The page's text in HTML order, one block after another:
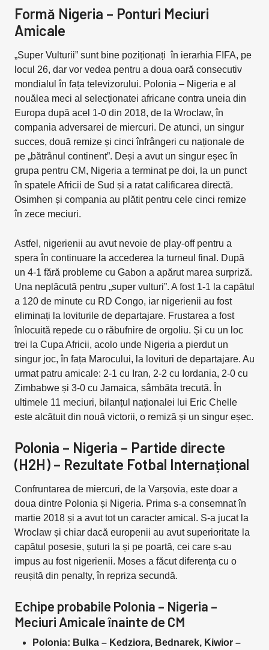
Formă Nigeria – Ponturi Meciuri
Amicale
„Super Vulturii” sunt bine poziționați în ierarhia FIFA, pe
locul 26, dar vor vedea pentru a doua oară consecutiv
mondialul în fața televizorului. Polonia – Nigeria e al
nouălea meci al selecționatei africane contra uneia din
Europa după acel 1-0 din 2018, de la Wroclaw, în
compania adversarei de miercuri. De atunci, un singur
succes, două remize și cinci înfrângeri cu naționale de
pe „bătrânul continent”. Deși a avut un singur eșec în
grupa pentru CM, Nigeria a terminat pe doi, la un punct
în spatele Africii de Sud și a ratat calificarea directă.
Osimhen și compania au plătit pentru cele cinci remize
în zece meciuri.
Astfel, nigerienii au avut nevoie de play-off pentru a
spera în continuare la accederea la turneul final. După
un 4-1 fără probleme cu Gabon a apărut marea surpriză.
Una neplăcută pentru „super vulturi”. A fost 1-1 la capătul
a 120 de minute cu RD Congo, iar nigerienii au fost
eliminați la loviturile de departajare. Frustarea a fost
înlocuită repede cu o răbufnire de orgoliu. Și cu un loc
trei la Cupa Africii, acolo unde Nigeria a pierdut un
singur joc, în fața Marocului, la lovituri de departajare. Au
urmat patru amicale: 2-1 cu Iran, 2-2 cu Iordania, 2-0 cu
Zimbabwe și 3-0 cu Jamaica, sâmbăta trecută. În
ultimele 11 meciuri, bilanțul naționalei lui Eric Chelle
este alcătuit din nouă victorii, o remiză și un singur eșec.
Polonia – Nigeria – Partide directe
(H2H) – Rezultate Fotbal Internațional
Confruntarea de miercuri, de la Varșovia, este doar a
doua dintre Polonia și Nigeria. Prima s-a consemnat în
martie 2018 și a avut tot un caracter amical. S-a jucat la
Wroclaw și chiar dacă europenii au avut superioritate la
capătul posesie, șuturi la și pe poartă, cei care s-au
impus au fost nigerienii. Moses a făcut diferența cu o
reușită din penalty, în repriza secundă.
Echipe probabile Polonia – Nigeria –
Meciuri Amicale înainte de CM
Polonia: Bulka – Kedziora, Bednarek, Kiwior –